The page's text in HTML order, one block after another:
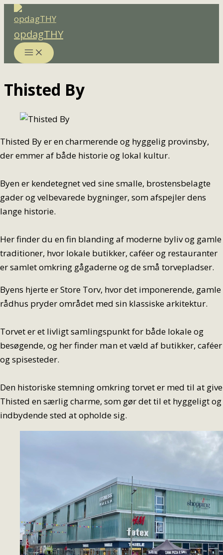
Gå
indholdet
opdagTHY
Thisted By
Thisted By er en charmerende og hyggelig provinsby,
der emmer af både historie og lokal kultur.
Byen er kendetegnet ved sine smalle, brostensbelagte
gader og velbevarede bygninger, som afspejler dens
lange historie.
Her finder du en fin blanding af moderne byliv og gamle
traditioner, hvor lokale butikker, caféer og restauranter
er samlet omkring gågaderne og de små torvepladser.
Byens hjerte er Store Torv, hvor det imponerende, gamle
rådhus pryder området med sin klassiske arkitektur.
Torvet er et livligt samlingspunkt for både lokale og
besøgende, og her finder man et væld af butikker, caféer
og spisesteder.
Den historiske stemning omkring torvet er med til at give
Thisted en særlig charme, som gør det til et hyggeligt og
indbydende sted at opholde sig.